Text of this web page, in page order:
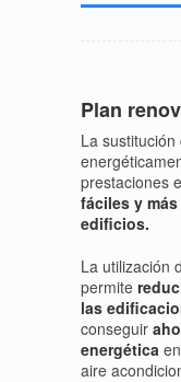
Plan
La
prestaciones
fáciles y
edificios.
La utilización
permite
las
conseguir
energética
aire